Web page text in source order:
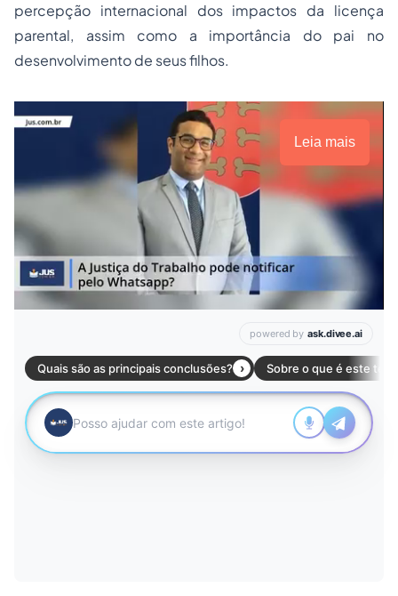
percepção internacional dos impactos da licença
parental, assim como a importância do pai no
desenvolvimento de seus filhos.
Leia mais